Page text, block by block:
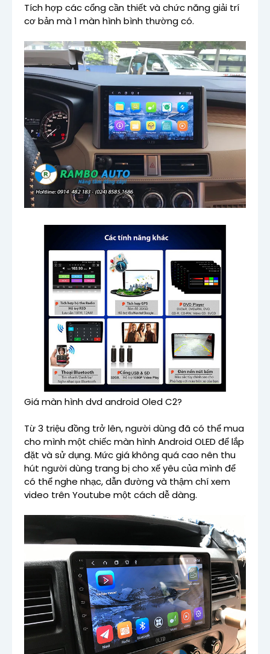
Tích hợp các cổng cần thiết và chức năng giải trí
cơ bản mà 1 màn hình bình thường có.
Giá màn hình dvd android Oled C2?
Từ 3 triệu đồng trở lên, người dùng đã có thể mua
cho mình một chiếc màn hình Android OLED để lắp
đặt và sử dụng. Mức giá không quá cao nên thu
hút người dùng trang bị cho xế yêu của mình để
có thể nghe nhạc, dẫn đường và thậm chí xem
video trên Youtube một cách dễ dàng.